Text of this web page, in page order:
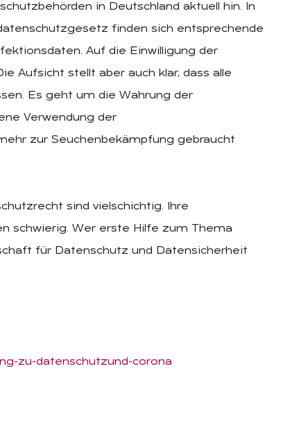
in Deutschland aktuell hin. In
finden sich entsprechende
Auf die Einwilligung der
Aufsicht stellt aber auch klar, dass alle
Es geht um die Wahrung der
Verwendung der
zur Seuchenbekämpfung gebraucht
sind vielschichtig. Ihre
schwierig. Wer erste Hilfe zum Thema
für Datenschutz und Datensicherheit
zu-datenschutzund-corona